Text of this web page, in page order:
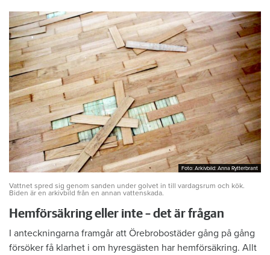
Foto: Arkivbild: Anna Rytterbrant
Foto: Arkivbild: Anna Rytterbrant
Vattnet spred sig genom sanden under golvet in till vardagsrum och kök.
Biden är en arkivbild från en annan vattenskada.
Hemförsäkring eller inte – det är frågan
I anteckningarna framgår att Örebrobostäder gång på gång
försöker få klarhet i om hyresgästen har hemförsäkring. Allt